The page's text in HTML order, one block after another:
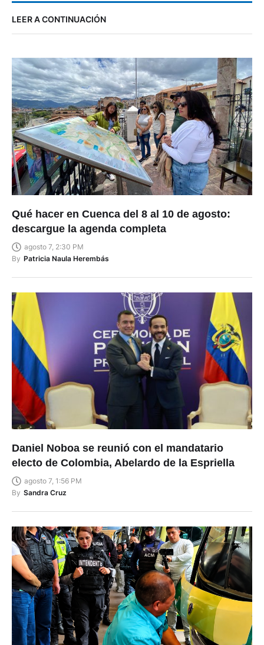
LEER A CONTINUACIÓN
Qué hacer en Cuenca del 8 al 10 de agosto:
descargue la agenda completa
agosto 7, 2:30 PM
By Patricia Naula Herembás
Daniel Noboa se reunió con el mandatario
electo de Colombia, Abelardo de la Espriella
agosto 7, 1:56 PM
By Sandra Cruz